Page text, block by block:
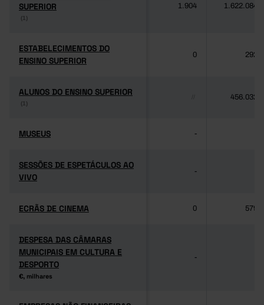
SUPERIOR
(1)
SUPERIOR
(1)
1.904 1.622.084
ESTABELECIMENTOS DO
ENSINO SUPERIOR
ESTABELECIMENTOS DO
ENSINO SUPERIOR
0 292
ALUNOS DO ENSINO SUPERIOR
(1)
ALUNOS DO ENSINO SUPERIOR
(1)
456.032
MUSEUS
MUSEUS -
SESSÕES DE ESPETÁCULOS AO
VIVO
SESSÕES DE ESPETÁCULOS AO
VIVO
-
ECRÃS DE CINEMA
ECRÃS DE CINEMA 0 579
DESPESA DAS CÂMARAS
MUNICIPAIS EM CULTURA E
DESPORTO
€, milhares
DESPESA DAS CÂMARAS
MUNICIPAIS EM CULTURA E
DESPORTO
€, milhares
-